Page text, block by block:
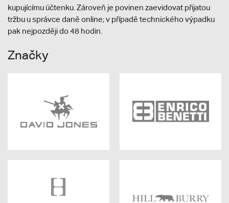
kupujícímu účtenku. Zároveň je povinen zaevidovat přijatou
tržbu u správce daně online; v případě technického výpadku
pak nejpozději do 48 hodin.
Značky